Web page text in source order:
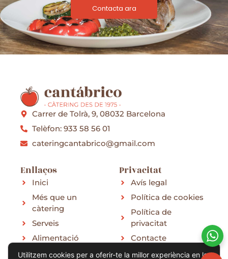
Contacta ara
Carrer de Tolrà, 9, 08032 Barcelona
Telèfon: 933 58 56 01
cateringcantabrico@gmail.com
Enllaços
Inici
Més que un
càtering
Serveis
Alimentació
Menú
Privacitat
Avís legal
Política de cookies
Política de
privacitat
Contacte
Utilitzem cookies per a oferir-te la millor experiència en la